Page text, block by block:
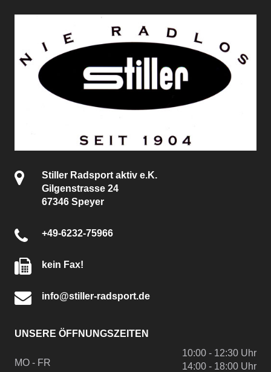
Stiller Radsport aktiv e.K.
Gilgenstrasse 24
67346 Speyer
+49-6232-75966
kein Fax!
info@stiller-radsport.de
UNSERE ÖFFNUNGSZEITEN
MO - FR
10:00 - 12:30 Uhr
14:00 - 18:00 Uhr